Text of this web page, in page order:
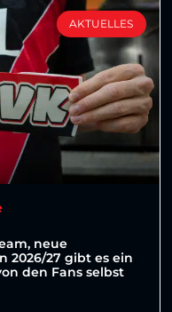
AKTUELLES
neue
2026/27 gibt es ein
den Fans selbst